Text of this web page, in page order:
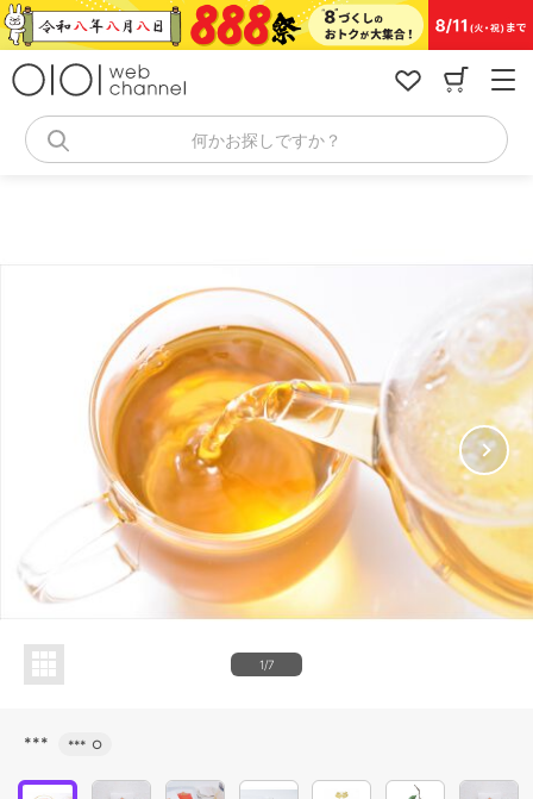
コ
ン
何かお探しですか？
1/7
*** *** ○